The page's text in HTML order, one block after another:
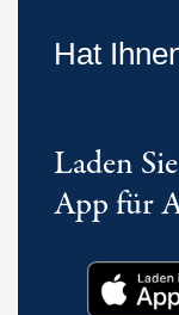
Hat
Laden
App für